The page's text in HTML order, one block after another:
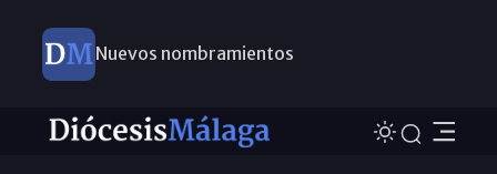
Nuevos nombramientos